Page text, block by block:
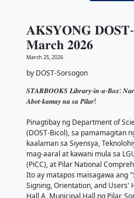
𝐀𝐊𝐒𝐘𝐎𝐍𝐆
𝐌𝐚𝐫𝐜𝐡 𝟐𝟎𝟐𝟔
March 25, 2026
by DOST-Sorsogon
𝑺𝑻𝑨𝑹𝑩𝑶𝑶𝑲𝑺 𝑳𝒊𝒃𝒓𝒂𝒓𝒚-
𝑨𝒃𝒐𝒕-𝒌𝒂𝒎𝒂𝒚 𝒏𝒂 𝒔𝒂 𝑷𝒊𝒍𝒂𝒓!